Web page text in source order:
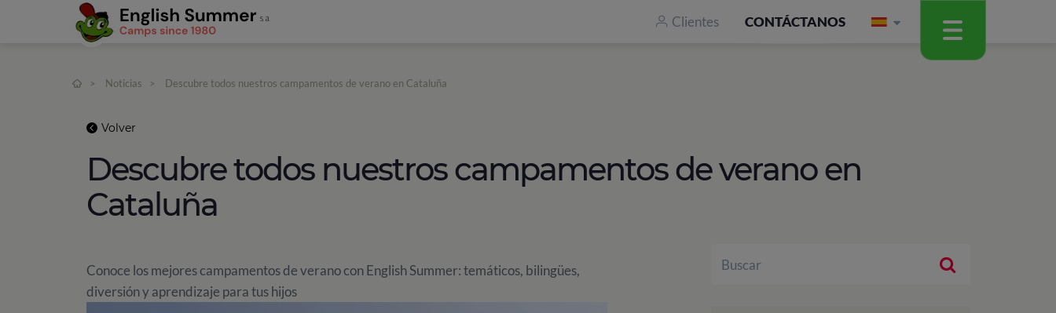
Clientes CONTÁCTANOS
> Noticias > Descubre todos nuestros campamentos de verano en Cataluña
Volver
Descubre todos nuestros campamentos de verano en
Cataluña
Conoce los mejores campamentos de verano con English Summer: temáticos, bilingües,
diversión y aprendizaje para tus hijos